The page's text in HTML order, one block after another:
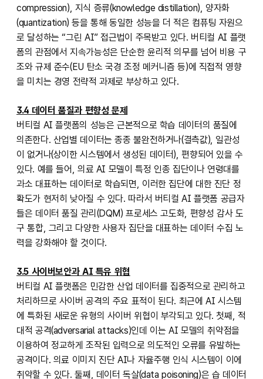
compression), 지식 증류(knowledge distillation), 양자화
(quantization) 등을 통해 동일한 성능을 더 적은 컴퓨팅 자원으
로 달성하는 “그린 AI” 접근법이 주목받고 있다. 버티컬 AI 플랫
폼의 관점에서 지속가능성은 단순한 윤리적 의무를 넘어 비용 구
조와 규제 준수(EU 탄소 국경 조정 메커니즘 등)에 직접적 영향
을 미치는 경영 전략적 과제로 부상하고 있다.
3.4 데이터 품질과 편향성 문제
버티컬 AI 플랫폼의 성능은 근본적으로 학습 데이터의 품질에
의존한다. 산업별 데이터는 종종 불완전하거나(결측값), 일관성
이 없거나(상이한 시스템에서 생성된 데이터), 편향되어 있을 수
있다. 예를 들어, 의료 AI 모델이 특정 인종 집단이나 연령대를
과소 대표하는 데이터로 학습되면, 이러한 집단에 대한 진단 정
확도가 현저히 낮아질 수 있다. 따라서 버티컬 AI 플랫폼 공급자
들은 데이터 품질 관리(DQM) 프로세스 고도화, 편향성 감사 도
구 통합, 그리고 다양한 사용자 집단을 대표하는 데이터 수집 노
력을 강화해야 할 것이다.
3.5 사이버보안과 AI 특유 위협
버티컬 AI 플랫폼은 민감한 산업 데이터를 집중적으로 관리하고
처리하므로 사이버 공격의 주요 표적이 된다. 최근에 AI 시스템
에 특화된 새로운 유형의 사이버 위협이 부각되고 있다. 첫째, 적
대적 공격(adversarial attacks)인데 이는 AI 모델의 취약점을
이용하여 정교하게 조작된 입력으로 의도적인 오류를 유발하는
공격이다. 의료 이미지 진단 AI나 자율주행 인식 시스템이 이에
취약할 수 있다. 둘째, 데이터 독살(data poisoning)은 습 데이터